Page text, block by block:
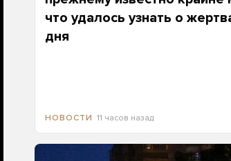
что удалось узнать о
дня
НОВОСТИ 11 часов назад